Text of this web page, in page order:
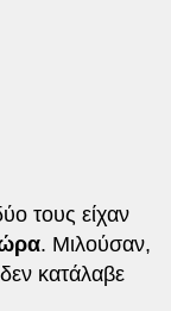
τους είχαν
. Μιλούσαν,
κατάλαβε